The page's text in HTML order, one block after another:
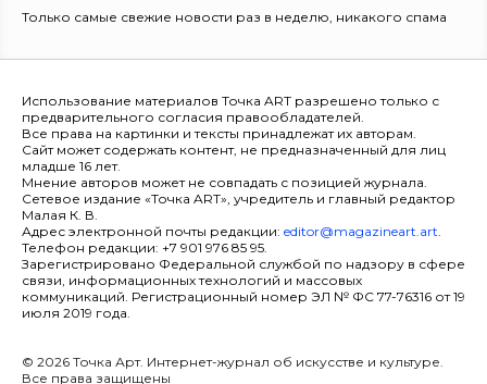
Только самые свежие новости раз в неделю, никакого спама
Использование материалов Точка ART разрешено только с
предварительного согласия правообладателей.
Все права на картинки и тексты принадлежат их авторам.
Сайт может содержать контент, не предназначенный для лиц
младше 16 лет.
Мнение авторов может не совпадать с позицией журнала.
Сетевое издание «Точка ART», учредитель и главный редактор
Малая К. В.
Адрес электронной почты редакции: editor@magazineart.art.
Телефон редакции: +7 901 976 85 95.
Зарегистрировано Федеральной службой по надзору в сфере
связи, информационных технологий и массовых
коммуникаций. Регистрационный номер ЭЛ № ФС 77-76316 от 19
июля 2019 года.
© 2026 Точка Арт. Интернет-журнал об искусстве и культуре.
Все права защищены